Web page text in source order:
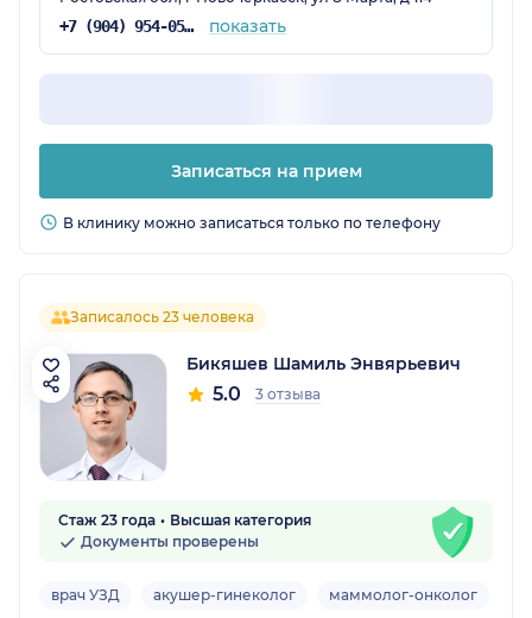
+7 (904) 954-05-32 показать
Записаться на прием
В клинику можно записаться только по телефону
Записалось 23 человека
Бикяшев Шамиль Энвярьевич
5.0 3 отзыва
Стаж 23 года
Высшая категория
Документы проверены
врач УЗД акушер-гинеколог маммолог-онколог